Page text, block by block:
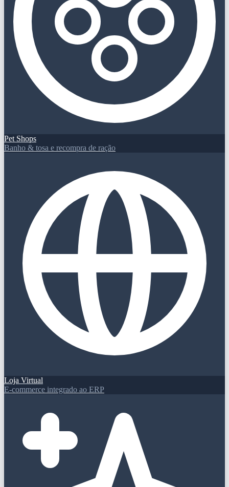
Pet Shops
Banho & tosa e recompra de ração
Loja Virtual
E-commerce integrado ao ERP